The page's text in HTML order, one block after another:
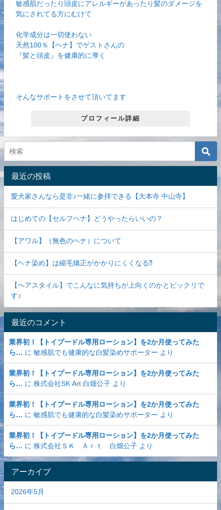
敏感肌だったり頭皮にアレルギーがあったり髪のダメージを
気にされてる方にむけて
化学成分は一切使わない
天然100％【ヘナ】でゲストさんの
『髪と頭皮』を健康的に導く
そんなサポートをさせて頂いてます
プロフィール詳細
最近の投稿
愛犬家さんなら是非♪一緒に参拝できる【大本寺 中山寺】
はじめての【セルフヘナ】どうやったらいいの？
【アワル】（無色のヘナ）について
【ヘナ染め】は縮毛矯正がかかりにくくなる⁈
【ヘアスタイル】でこんなに気持ちが上向くのかとビックリで
す♪
最近のコメント
業界初！【トイプードル専用ローション】を2か月使ってみた
ら… に 敏感肌でも健康的な白髪染めサポーター より
業界初！【トイプードル専用ローション】を2か月使ってみた
ら… に 株式会社SK Art 白畑公子 より
業界初！【トイプードル専用ローション】を2か月使ってみた
ら… に 敏感肌でも健康的な白髪染めサポーター より
業界初！【トイプードル専用ローション】を2か月使ってみた
ら… に 株式会社ＳＫ Ａｒｔ 白畑公子 より
アーカイブ
2026年5月